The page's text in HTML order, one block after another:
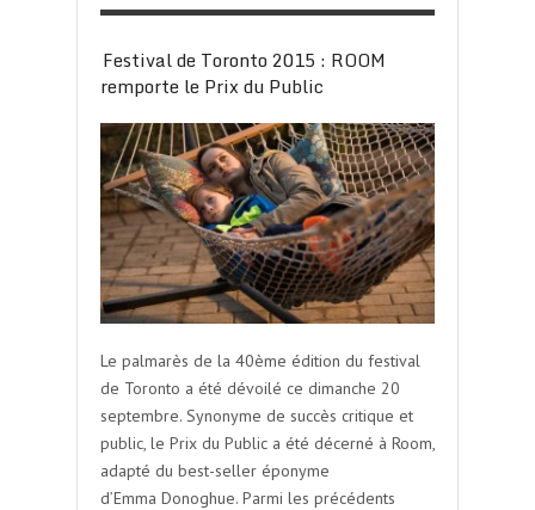
Festival de Toronto 2015 : ROOM
remporte le Prix du Public
Le palmarès de la 40ème édition du festival
de Toronto a été dévoilé ce dimanche 20
septembre. Synonyme de succès critique et
public, le Prix du Public a été décerné à Room,
adapté du best-seller éponyme
d’Emma Donoghue. Parmi les précédents